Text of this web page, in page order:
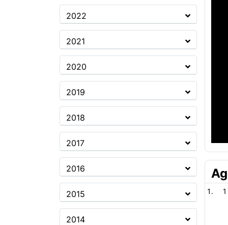
2022
2021
2020
2019
2018
2017
2016
2015
2014
1